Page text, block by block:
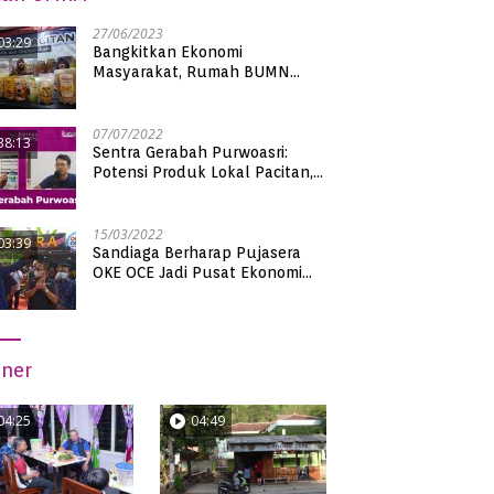
27/06/2023
Bangkitkan Ekonomi
Masyarakat, Rumah BUMN
07/07/2022
Sentra Gerabah Purwoasri:
Potensi Produk Lokal Pacitan,
15/03/2022
Sandiaga Berharap Pujasera
OKE OCE Jadi Pusat Ekonomi
04:49